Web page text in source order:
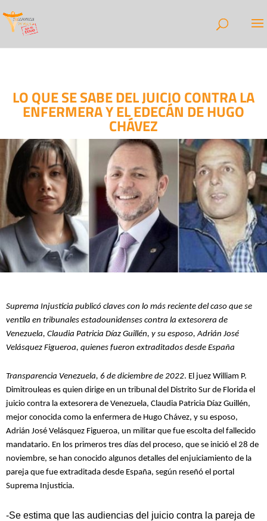
LO QUE SE SABE DEL JUICIO CONTRA LA
ENFERMERA Y EL EDECÁN DE HUGO
CHÁVEZ
Suprema Injusticia publicó claves con lo más reciente del caso que se
ventila en tribunales estadounidenses contra la extesorera de
Venezuela, Claudia Patricia Díaz Guillén, y su esposo, Adrián José
Velásquez Figueroa, quienes fueron extraditados desde España
Transparencia Venezuela, 6 de diciembre de 2022. El juez William P.
Dimitrouleas es quien dirige en un tribunal del Distrito Sur de Florida el
juicio contra la extesorera de Venezuela, Claudia Patricia Díaz Guillén,
mejor conocida como la enfermera de Hugo Chávez, y su esposo,
Adrián José Velásquez Figueroa, un militar que fue escolta del fallecido
mandatario. En los primeros tres días del proceso, que se inició el 28 de
noviembre, se han conocido algunos detalles del enjuiciamiento de la
pareja que fue extraditada desde España, según reseñó el portal
Suprema Injusticia.
-Se estima que las audiencias del juicio contra la pareja de